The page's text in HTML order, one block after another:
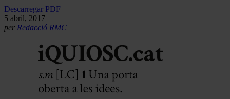
Descarregar PDF
5 abril, 2017
per Redacció RMC